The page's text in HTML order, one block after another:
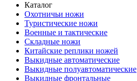
Каталог
Охотничьи ножи
Туристические ножи
Военные и тактические
Складные ножи
Китайские реплики ножей
Выкидные автоматические
Выкидные полуавтоматические
Выкидные фронтальные